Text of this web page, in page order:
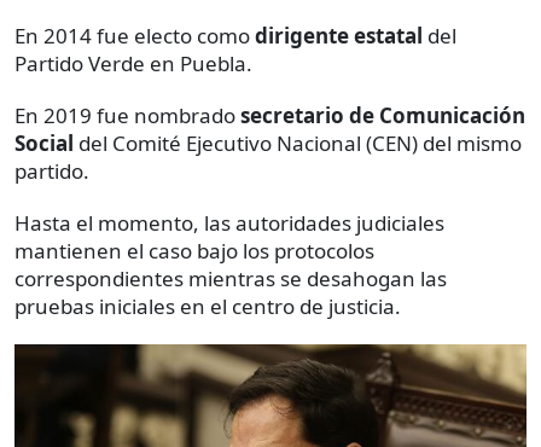
En 2014 fue electo comodirigente estatal del
Partido Verde en Puebla.
En 2019 fue nombradosecretario de Comunicación
Social del Comité Ejecutivo Nacional (CEN) del mismo
partido.
Hasta el momento, las autoridades judiciales
mantienen el caso bajo los protocolos
correspondientes mientras se desahogan las
pruebas iniciales en el centro de justicia.